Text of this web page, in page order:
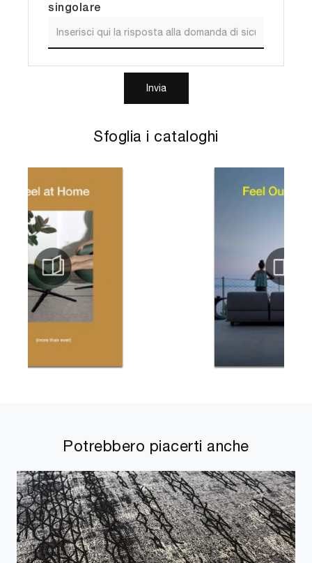
Sfoglia i cataloghi
singolare
Invia
Potrebbero piacerti anche